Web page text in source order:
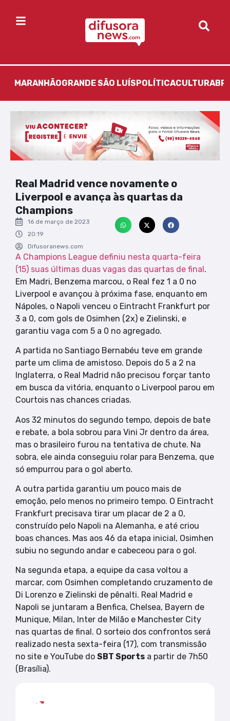
MARANHÃOGRANDE SÃO LUÍS POLÍTICACULTURA
Real Madrid vence novamente o
Liverpool e avança às quartas da
Champions
16 de março de 2023
20:19
Difusoranews.com
A Champions League definiu nesta quarta-feira
(15) suas últimas duas vagas das quartas de final.
Em Madri, Benzema marcou, o Real fez 1 a 0 no
Liverpool e avançou à próxima fase, enquanto em
Nápoles, o Napoli venceu o Eintracht Frankfurt por
3 a 0, com gols de Osimhen (2x) e Zielinski, e
garantiu vaga com 5 a 0 no agregado.
A partida no Santiago Bernabéu teve em grande
parte um clima de amistoso. Depois do 5 a 2 na
Inglaterra, o Real Madrid não precisou forçar tanto
em busca da vitória, enquanto o Liverpool parou em
Courtois nas chances criadas.
Aos 32 minutos do segundo tempo, depois de bate
e rebate, a bola sobrou para Vini Jr dentro da área,
mas o brasileiro furou na tentativa de chute. Na
sobra, ele ainda conseguiu rolar para Benzema, que
só empurrou para o gol aberto.
A outra partida garantiu um pouco mais de
emoção, pelo menos no primeiro tempo. O Eintracht
Frankfurt precisava tirar um placar de 2 a 0,
construído pelo Napoli na Alemanha, e até criou
boas chances. Mas aos 46 da etapa inicial, Osimhen
subiu no segundo andar e cabeceou para o gol.
Na segunda etapa, a equipe da casa voltou a
marcar, com Osimhen completando cruzamento de
Di Lorenzo e Zielinski de pênalti. Real Madrid e
Napoli se juntaram a Benfica, Chelsea, Bayern de
Munique, Milan, Inter de Milão e Manchester City
nas quartas de final. O sorteio dos confrontos será
realizado nesta sexta-feira (17), com transmissão
no site e YouTube do SBT Sports a partir de 7h50
(Brasília).